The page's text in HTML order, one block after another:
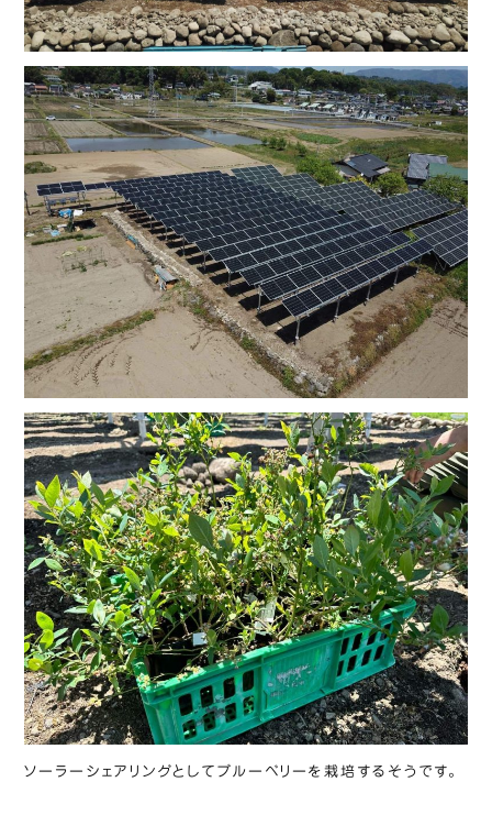
ソーラーシェアリングとしてブルーベリーを栽培するそうです。